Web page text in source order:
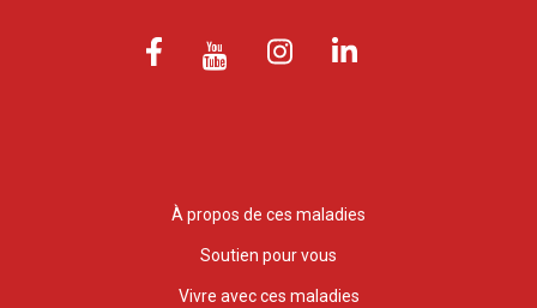
À propos de ces maladies
Soutien pour vous
Vivre avec ces maladies